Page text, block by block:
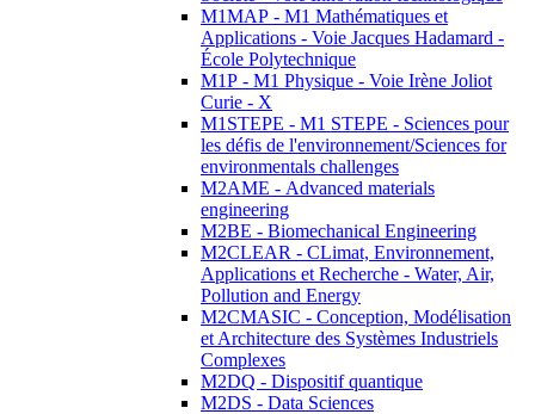
M1MAP - M1 Mathématiques et
Applications - Voie Jacques Hadamard -
École Polytechnique
M1P - M1 Physique - Voie Irène Joliot
Curie - X
M1STEPE - M1 STEPE - Sciences pour
les défis de l'environnement/Sciences for
environmentals challenges
M2AME - Advanced materials
engineering
M2BE - Biomechanical Engineering
M2CLEAR - CLimat, Environnement,
Applications et Recherche - Water, Air,
Pollution and Energy
M2CMASIC - Conception, Modélisation
et Architecture des Systèmes Industriels
Complexes
M2DQ - Dispositif quantique
M2DS - Data Sciences